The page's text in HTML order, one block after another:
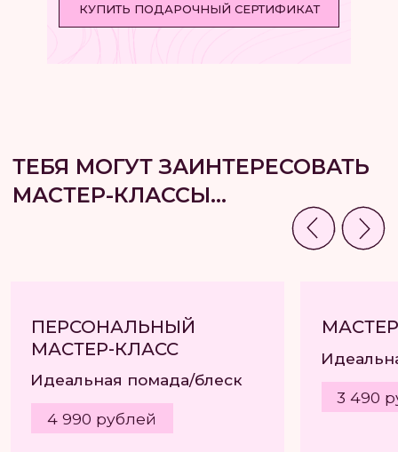
КУПИТЬ ПОДАРОЧНЫЙ СЕРТИФИКАТ